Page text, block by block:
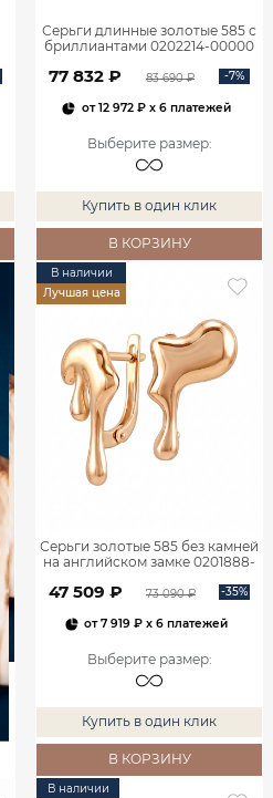
Серьги длинные золотые 585 с
бриллиантами 0202214-00000
77 832 ₽ 83 690 ₽ -7%
от12 972 ₽x 6 платежей
Выберите размер:
Купить в один клик
В КОРЗИНУ
В наличии
Лучшая цена
Серьги золотые 585 без камней
на английском замке 0201888-
47 509 ₽ 73 090 ₽ -35%
от7 919 ₽ x 6 платежей
Выберите размер:
Купить в один клик
В КОРЗИНУ
В наличии